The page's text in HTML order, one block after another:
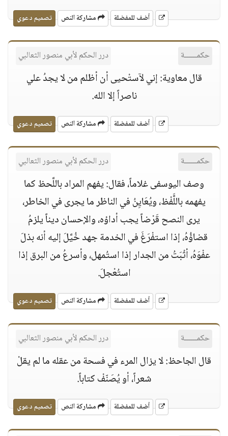
أضف للمفضلة مشاركة النص تصميم دعوي
حكمــــــة درر الحكم لأبي منصور الثعالبي
قال معاوية: إني لآستْحيى أن أظلم من لا يجدُ علي
ناصراً إلا الله.
أضف للمفضلة مشاركة النص تصميم دعوي
حكمــــــة درر الحكم لأبي منصور الثعالبي
وصف اليوسفى غلاماً، فقال: يفهم المراد باللَّحظ كما
يفهمه باللََّفْظ، ويُعَايِنُ في الناظر ما يجرى في الخاطر،
يرى النصح قَرْضاً يجب أداؤه، والإحسان ديناً يلزمُ
قضاؤُهُ، إذا استفْرَغَ في الخدمة جهد خُيَّلَ إليه أنه بذلَ
عفْوَهُ، أثْبَتُ من الجدار إذا استُمهل، وأسرعُ من البرق إذا
استُعْجلَ.
أضف للمفضلة مشاركة النص تصميم دعوي
حكمــــــة درر الحكم لأبي منصور الثعالبي
قال الجاحظ: لا يزال المرء في فسحة من عقله ما لم يقلْ
شعراً، أو يُصَنّفْ كتاباً.
أضف للمفضلة مشاركة النص تصميم دعوي